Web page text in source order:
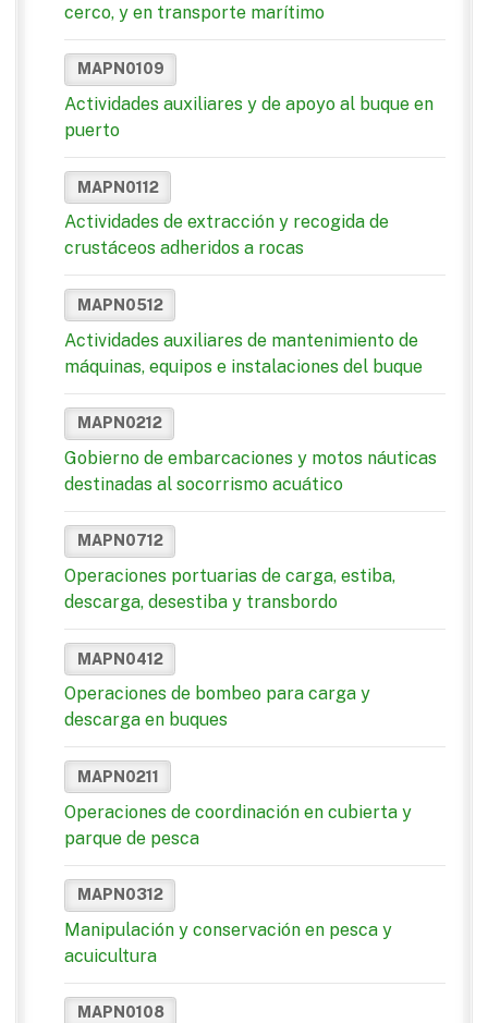
cerco, y en transporte marítimo
MAPN0109
Actividades auxiliares y de apoyo al buque en
puerto
MAPN0112
Actividades de extracción y recogida de
crustáceos adheridos a rocas
MAPN0512
Actividades auxiliares de mantenimiento de
máquinas, equipos e instalaciones del buque
MAPN0212
Gobierno de embarcaciones y motos náuticas
destinadas al socorrismo acuático
MAPN0712
Operaciones portuarias de carga, estiba,
descarga, desestiba y transbordo
MAPN0412
Operaciones de bombeo para carga y
descarga en buques
MAPN0211
Operaciones de coordinación en cubierta y
parque de pesca
MAPN0312
Manipulación y conservación en pesca y
acuicultura
MAPN0108